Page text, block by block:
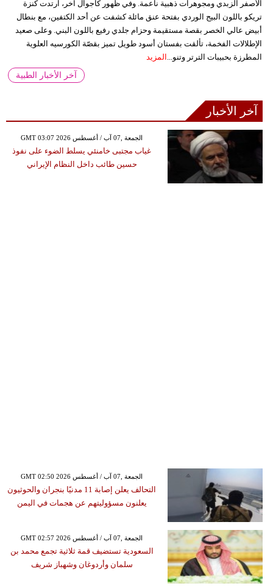
الأصفر الزبدي ومجوهرات ذهبية ناعمة. وفي ظهور كاجوال آخر، ارتدت كنزة
تريكو باللون البيج الوردي بفتحة عنق مائلة كشفت عن أحد الكتفين، مع بنطال
أبيض عالي الخصر بقصة مستقيمة وحزام جلدي رفيع باللون البني. وعلى صعيد
الإطلالات الفخمة، تألقت بفستان أسود طويل تميز بقصّة الكورسيه العلوية
المطرزة بحبيبات الترتر وتنو...
المزيد
آخر الأخبار الطبية
آخر الأخبار
GMT 03:07 2026 الجمعة ,07 آب / أغسطس
غياب مجتبى خامنئي يسلط الضوء على نفوذ
حسين طائب داخل النظام الإيراني
GMT 02:50 2026 الجمعة ,07 آب / أغسطس
التحالف يعلن إصابة 11 مدنيًا بنجران والحوثيون
يعلنون مسؤوليتهم عن هجمات في اليمن
GMT 02:57 2026 الجمعة ,07 آب / أغسطس
السعودية تستضيف قمة ثلاثية تجمع محمد بن
سلمان وأردوغان وشهباز شريف